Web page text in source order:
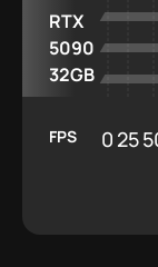
RTX
5090
32GB
0 25
FPS